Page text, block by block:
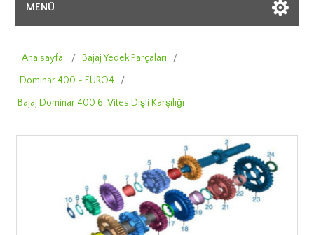
MENÜ
Ana sayfa / Bajaj Yedek Parçaları
/
Dominar 400 - EURO4
/
Bajaj Dominar 400 6. Vites Dişli Karşılığı